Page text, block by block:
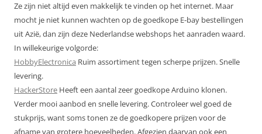
Ze zijn niet altijd even makkelijk te vinden op het internet. Maar
mocht je niet kunnen wachten op de goedkope E-bay bestellingen
uit Azië, dan zijn deze Nederlandse webshops het aanraden waard.
In willekeurige volgorde:
HobbyElectronica Ruim assortiment tegen scherpe prijzen. Snelle
levering.
HackerStore Heeft een aantal zeer goedkope Arduino klonen.
Verder mooi aanbod en snelle levering. Controleer wel goed de
stukprijs, want soms tonen ze de goedkopere prijzen voor de
afname van grotere hoeveelheden. Afgezien daarvan ook een